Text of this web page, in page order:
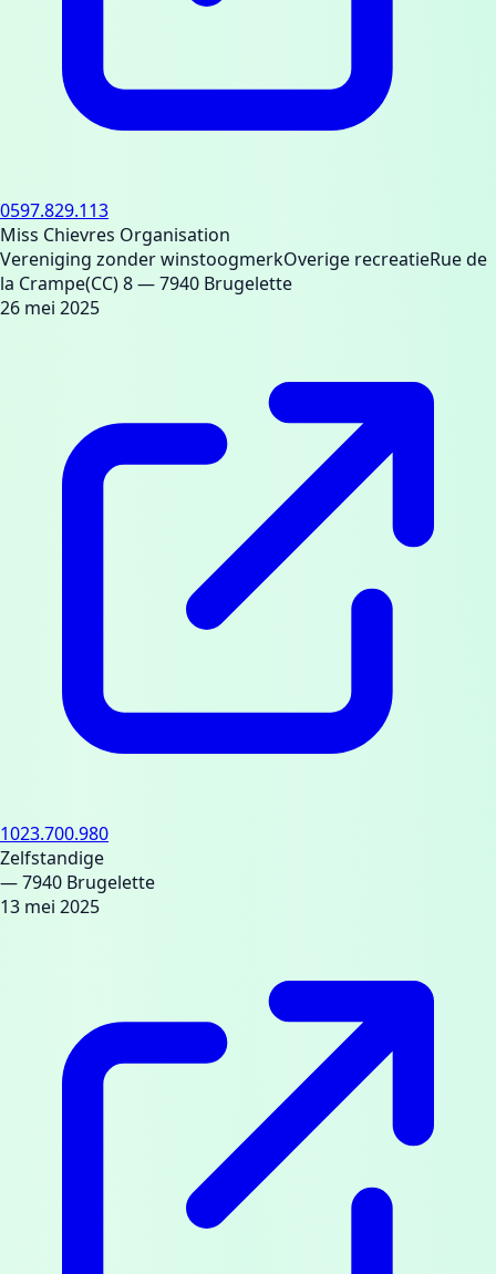
0597.829.113
Miss Chievres Organisation
Vereniging zonder winstoogmerkOverige recreatieRue de
la Crampe(CC) 8— 7940 Brugelette
26 mei 2025
1023.700.980
Zelfstandige
— 7940 Brugelette
13 mei 2025